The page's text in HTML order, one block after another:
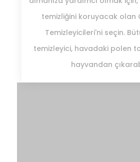
temizliğini koruyacak olan
Temizleyicileri'ni seçin.
temizleyici, havadaki polen
hayvandan